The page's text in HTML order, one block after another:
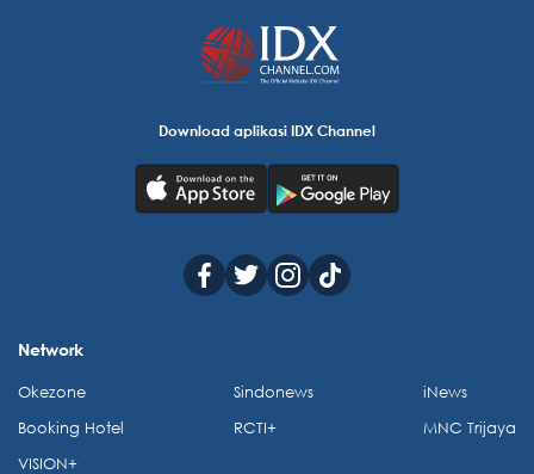
Download aplikasi IDX Channel
Network
Okezone
Booking Hotel
VISION+
Sindonews
RCTI+
iNews
MNC Trijaya